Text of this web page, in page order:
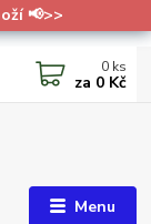
📢>>
Menu
0 ks
za 0 Kč